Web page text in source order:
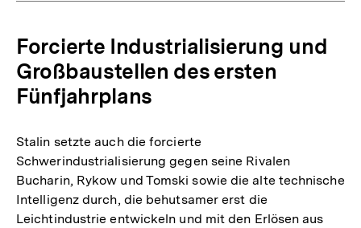
Forcierte Industrialisierung und
Großbaustellen des ersten
Fünfjahrplans
Stalin setzte auch die forcierte
Schwerindustrialisierung gegen seine Rivalen
Bucharin, Rykow und Tomski sowie die alte technische
Intelligenz durch, die behutsamer erst die
Leichtindustrie entwickeln und mit den Erlösen aus